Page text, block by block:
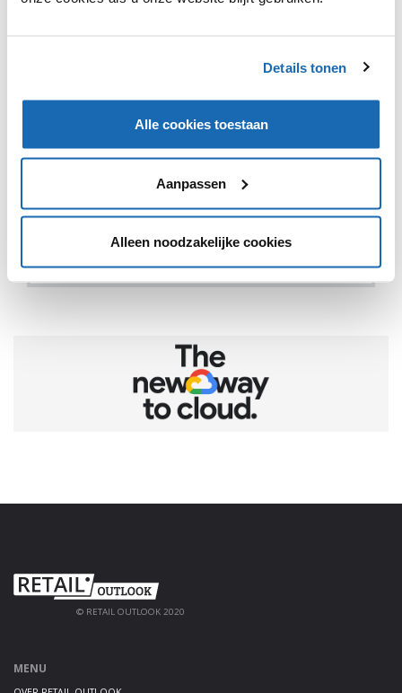
Details tonen
Alle cookies toestaan
Aanpassen
Alleen noodzakelijke cookies
VIND IK LEUK VIND IK LEUK
DEEL DIT IN JOUW NETWERK
© RETAIL OUTLOOK 2020
MENU